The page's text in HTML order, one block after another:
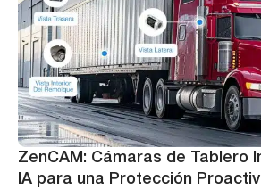
ZenCAM: Cámaras de Tablero
IA para una Protección